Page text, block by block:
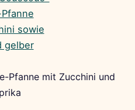
Pfanne mit Zucchini und